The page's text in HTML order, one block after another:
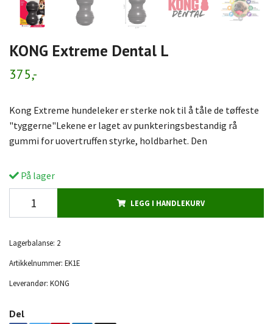
KONG Extreme Dental L
375,-
Kong Extreme hundeleker er sterke nok til å tåle de tøffeste
"tyggerne"Lekene er laget av punkteringsbestandig rå
gummi for uovertruffen styrke, holdbarhet. Den
På lager
LEGG I HANDLEKURV
Lagerbalanse: 2
Artikkelnummer: EK1E
Leverandør: KONG
Del